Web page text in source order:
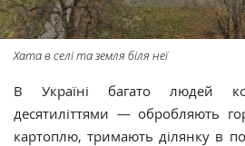
Хата в селі та земля біля неї
В Україні багато людей
десятиліттями — обробляють
картоплю, тримають ділянку в